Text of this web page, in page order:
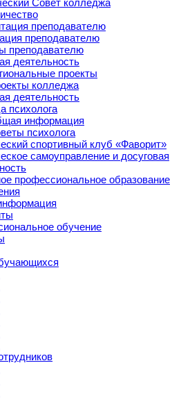
Совет колледжа
преподавателю
преподавателю
преподавателю
деятельность
проекты
колледжа
деятельность
психолога
информация
психолога
спортивный клуб «Фаворит»
самоуправление и досуговая
профессиональное образование
обучение